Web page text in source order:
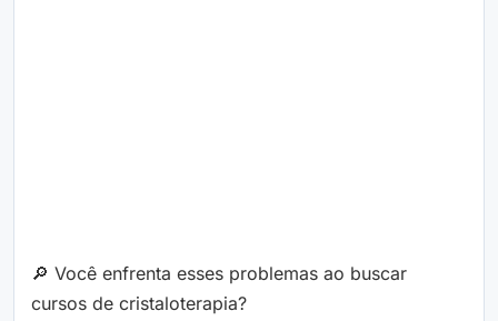
🔎 Você enfrenta esses problemas ao buscar
cursos de cristaloterapia?